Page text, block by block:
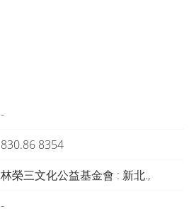
-
830.86 8354
林榮三文化公益基金會 : 新北.,
-